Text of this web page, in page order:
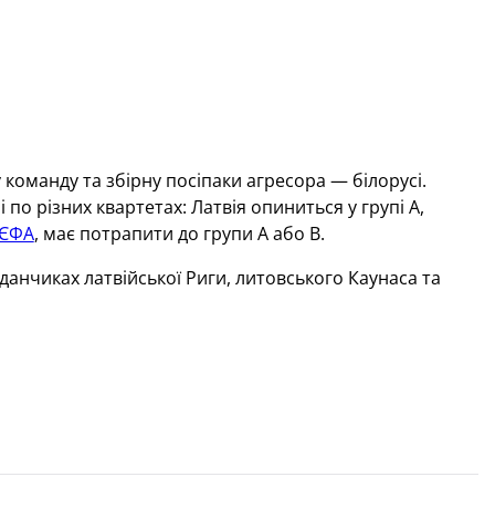
та збірну посіпаки агресора — білорусі.
різних квартетах: Латвія опиниться у групі А,
, має потрапити до групи А або В.
латвійської Риги, литовського Каунаса та